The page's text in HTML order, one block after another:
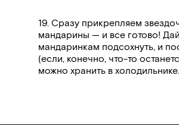
19. Сразу прикрепляем
мандарины — и все готово!
мандаринкам подсохнуть, и
(если, конечно, что-то
можно хранить в холодильнике.